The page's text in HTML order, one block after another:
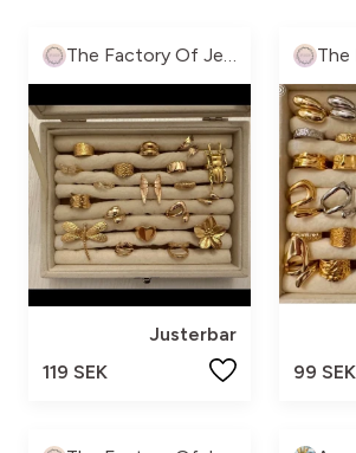
The Factory Of Jewelry
Justerbar
119 SEK
99 SEK